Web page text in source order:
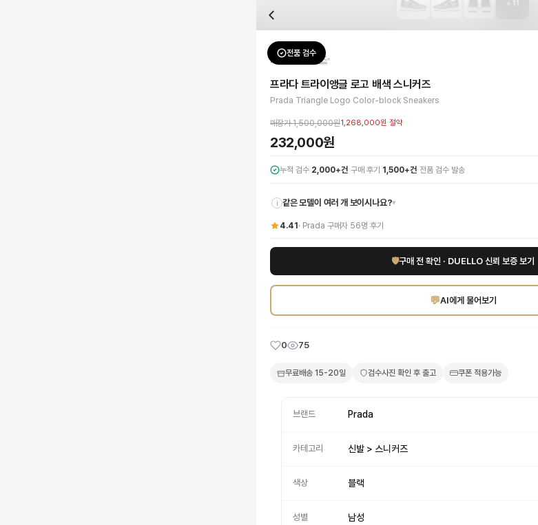
전문 스태프가 실물 상품을 직접 확인한 후 검수 사진을 제공합니다. 가죽 재질, 로고 각인, 스티치 간격, 하드웨어 색상, 내부 마감을 확인하며,
수령 후 7일 이내 신청하시면 상품 하자, 사이즈 불일치, 고객 변심 모두 교환·반품이 가능합니다. 고객 변심 시 반품 배송비는 고객 부담이며, 상
네, 쿠폰과 적립금을 결제 시 함께 사용하실 수 있습니다. 적립금은 1,000원 이상부터 사용 가능합니다.
대부분 정사이즈로 제작되나 모델에 따라 차이가 있을 수 있습니다. mm 기준 사이즈를 참고하시고, 궁금하신 경우 카카오톡 1:1 상담으로 문의해
프라다(Prada)의 아이코닉한 감각이 돋보이는 트라이앵글 로고 배색 스니커즈로, 당신의 스타일을 완성하세요. 고급스러운 블랙 컬러 바디와
을 DUELLO에서 만나보세요. 고퀄리티 하이엔드 인증 상품. 무료배송.
전품 검수
Prada스니커즈
프라다 트라이앵글 로고 배색 스니커즈
Prada Triangle Logo Color-block Sneakers
매장가1,500,000원1,268,000원 절약
232,000원
누적 검수 2,000+건·구매 후기 1,500+건· 전품 검수 발송
i 같은 모델이 여러 개 보이시나요?▾
4.41 · Prada 구매자 56명 후기
🛡구매 전 확인 · DUELLO 신뢰 보증 보기
💬AI에게 물어보기
0 75
무료배송 15-20일 검수사진 확인 후 출고 쿠폰 적용가능
브랜드 Prada
카테고리 신발 > 스니커즈
색상 블랙
성별 남성